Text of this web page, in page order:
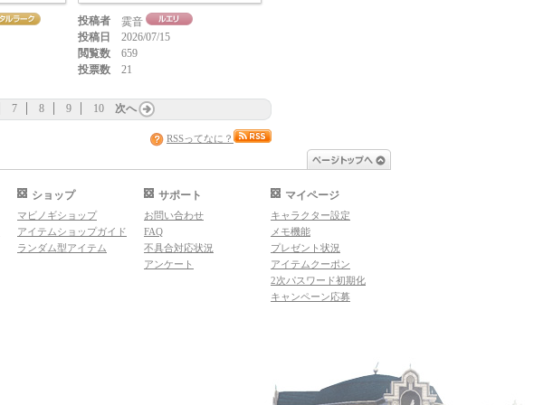
投稿者
霙音
投稿日
2026/07/15
閲覧数
659
投票数
21
7 8 9 10 次へ
RSSってなに？
ショップ
マビノギショップ
アイテムショップガイド
ランダム型アイテム
サポート
お問い合わせ
FAQ
不具合対応状況
アンケート
マイページ
キャラクター設定
メモ機能
プレゼント状況
アイテムクーポン
2次パスワード初期化
キャンペーン応募